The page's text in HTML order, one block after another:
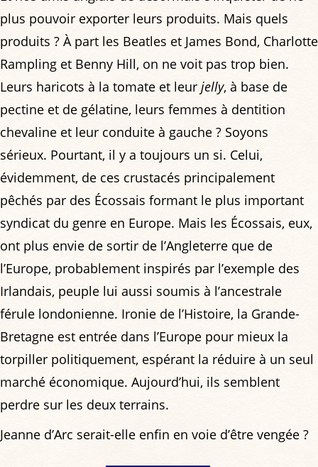
plus pouvoir exporter leurs produits. Mais quels
produits ? À part les Beatles et James Bond, Charlotte
Rampling et Benny Hill, on ne voit pas trop bien.
Leurs haricots à la tomate et leur jelly, à base de
pectine et de gélatine, leurs femmes à dentition
chevaline et leur conduite à gauche ? Soyons
sérieux. Pourtant, il y a toujours un si. Celui,
évidemment, de ces crustacés principalement
pêchés par des Écossais formant le plus important
syndicat du genre en Europe. Mais les Écossais, eux,
ont plus envie de sortir de l’Angleterre que de
l’Europe, probablement inspirés par l’exemple des
Irlandais, peuple lui aussi soumis à l’ancestrale
férule londonienne. Ironie de l’Histoire, la Grande-
Bretagne est entrée dans l’Europe pour mieux la
torpiller politiquement, espérant la réduire à un seul
marché économique. Aujourd’hui, ils semblent
perdre sur les deux terrains.
Jeanne d’Arc serait-elle enfin en voie d’être vengée ?